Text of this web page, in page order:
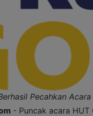
Pecahkan
- Puncak acara HUT